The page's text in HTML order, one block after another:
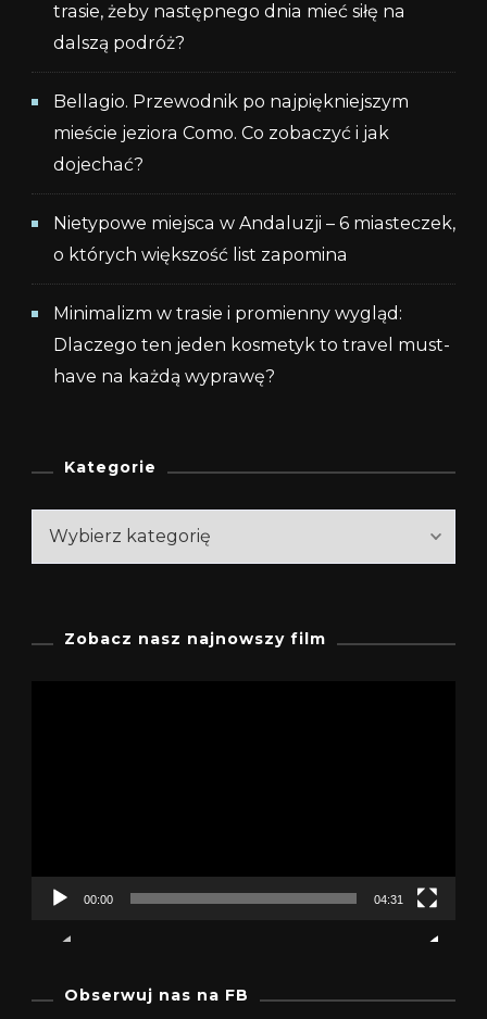
trasie, żeby następnego dnia mieć siłę na
dalszą podróż?
Bellagio. Przewodnik po najpiękniejszym
mieście jeziora Como. Co zobaczyć i jak
dojechać?
Nietypowe miejsca w Andaluzji – 6 miasteczek,
o których większość list zapomina
Minimalizm w trasie i promienny wygląd:
Dlaczego ten jeden kosmetyk to travel must-
have na każdą wyprawę?
Kategorie
Kategorie
Zobacz nasz najnowszy film
00:00 04:31
Obserwuj nas na FB